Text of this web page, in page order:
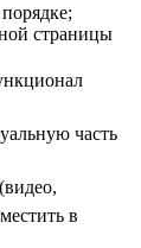
страницы
часть
в